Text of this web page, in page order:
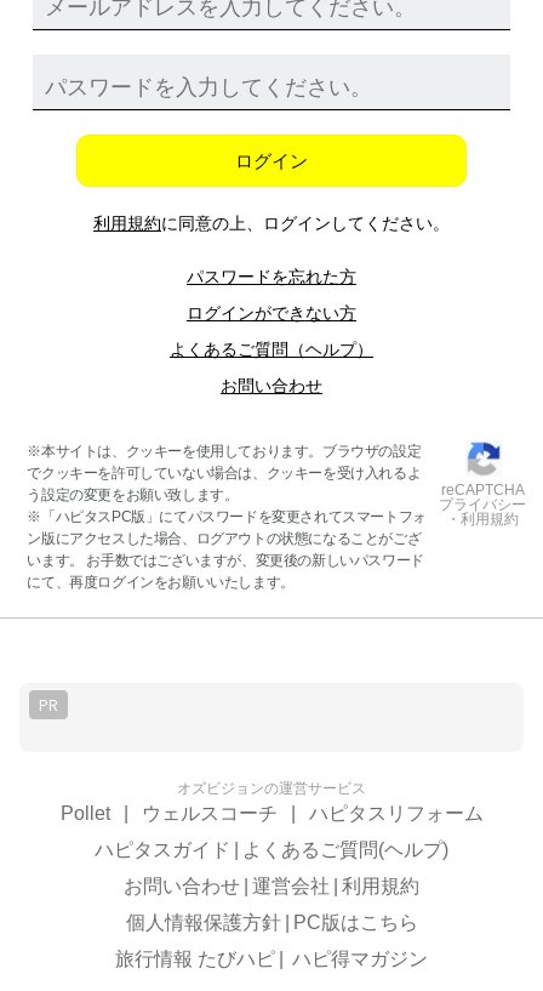
ログイン
利用規約に同意の上、ログインしてください。
パスワードを忘れた方
ログインができない方
よくあるご質問（ヘルプ）
お問い合わせ
※本サイトは、クッキーを使用しております。ブラウザの設定
でクッキーを許可していない場合は、クッキーを受け入れるよ
う設定の変更をお願い致します。
※「ハピタスPC版」にてパスワードを変更されてスマートフォ
ン版にアクセスした場合、ログアウトの状態になることがござ
います。 お手数ではございますが、変更後の新しいパスワード
にて、再度ログインをお願いいたします。
reCAPTCHA
プライバシー
・利用規約
PR
オズビジョンの運営サービス
Pollet ウェルスコーチ
ハピタスリフォーム
ハピタスガイド
よくあるご質問(ヘルプ)
お問い合わせ 運営会社
利用規約
個人情報保護方針
PC版はこちら
旅行情報 たびハピ
ハピ得マガジン